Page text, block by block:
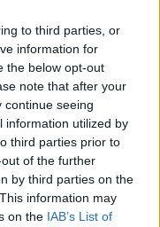
to third parties, or
information for
the below opt-out
note that after your
continue seeing
information utilized by
third parties prior to
of the further
by third parties on the
information may
on the IAB’s List of
újjá a Nissan Leaf